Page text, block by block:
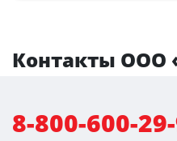
Контакты ООО
8-800-600-